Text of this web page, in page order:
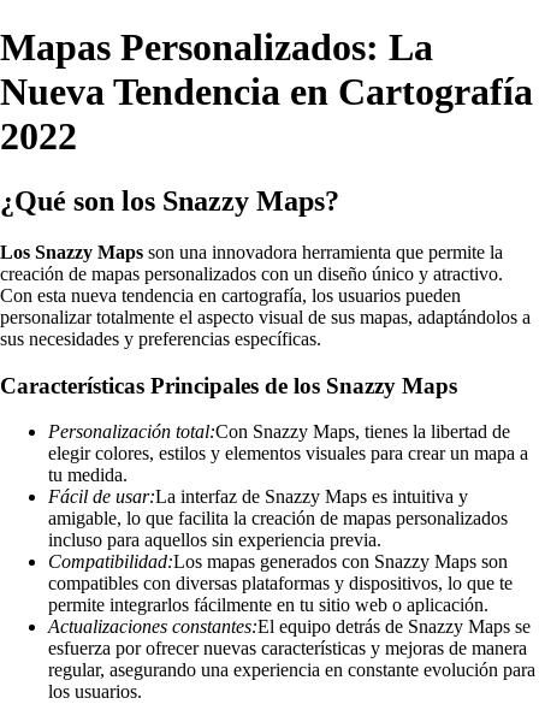
Mapas Personalizados: La
Nueva Tendencia en Cartografía
2022
¿Qué son los Snazzy Maps?
Los Snazzy Maps son una innovadora herramienta que permite la
creación de mapas personalizados con un diseño único y atractivo.
Con esta nueva tendencia en cartografía, los usuarios pueden
personalizar totalmente el aspecto visual de sus mapas, adaptándolos a
sus necesidades y preferencias específicas.
Características Principales de los Snazzy Maps
Personalización total:Con Snazzy Maps, tienes la libertad de
elegir colores, estilos y elementos visuales para crear un mapa a
tu medida.
Fácil de usar:La interfaz de Snazzy Maps es intuitiva y
amigable, lo que facilita la creación de mapas personalizados
incluso para aquellos sin experiencia previa.
Compatibilidad:Los mapas generados con Snazzy Maps son
compatibles con diversas plataformas y dispositivos, lo que te
permite integrarlos fácilmente en tu sitio web o aplicación.
Actualizaciones constantes:El equipo detrás de Snazzy Maps se
esfuerza por ofrecer nuevas características y mejoras de manera
regular, asegurando una experiencia en constante evolución para
los usuarios.